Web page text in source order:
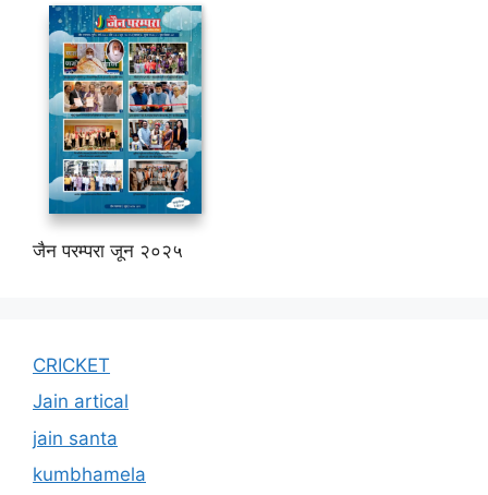
जैन परम्परा जून २०२५
CRICKET
Jain artical
jain santa
kumbhamela